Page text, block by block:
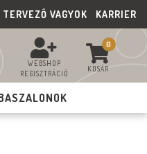
TERVEZŐ VAGYOK KARRIER
WEBSHOP
REGISZTRÁCIÓ
0
KOSÁR